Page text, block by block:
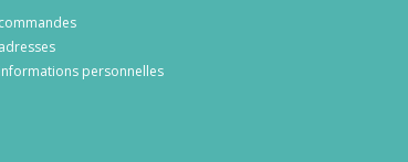
personnelles